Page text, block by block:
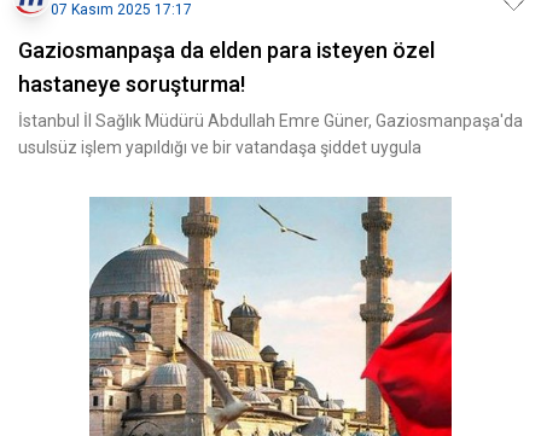
07 Kasım 2025 17:17
Gaziosmanpaşa da elden para isteyen özel
hastaneye soruşturma!
İstanbul İl Sağlık Müdürü Abdullah Emre Güner, Gaziosmanpaşa'da
usulsüz işlem yapıldığı ve bir vatandaşa şiddet uygula